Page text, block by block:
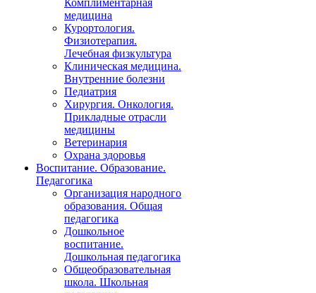
Комплиментарная
медицина
Курортология.
Физиотерапия.
Лечебная физкультура
Клиническая медицина.
Внутренние болезни
Педиатрия
Хирургия. Онкология.
Прикладные отрасли
медицины
Ветеринария
Охрана здоровья
Воспитание. Образование.
Педагогика
Организация народного
образования. Общая
педагогика
Дошкольное
воспитание.
Дошкольная педагогика
Общеобразовательная
школа. Школьная